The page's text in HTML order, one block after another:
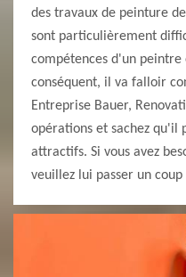
des travaux de peinture
sont particulièrement
compétences d'un peintre
conséquent, il va falloir
Entreprise Bauer,
opérations et sachez qu'il
attractifs. Si vous avez
veuillez lui passer un coup